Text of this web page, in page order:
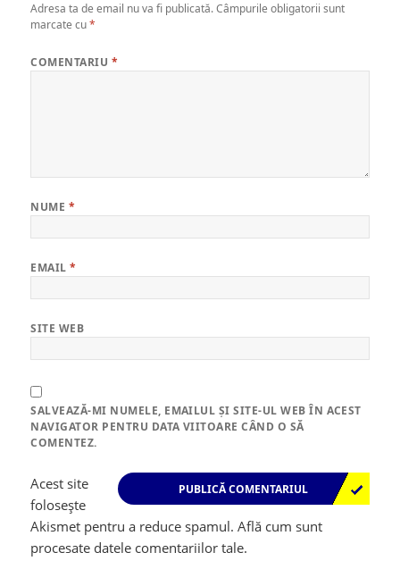
Adresa ta de email nu va fi publicată. Câmpurile obligatorii sunt
marcate cu*
COMENTARIU *
NUME *
EMAIL*
SITE WEB
SALVEAZĂ-MI NUMELE, EMAILUL ȘI SITE-UL WEB ÎN ACEST
NAVIGATOR PENTRU DATA VIITOARE CÂND O SĂ
COMENTEZ.
Acest site
folosește
Akismet pentru a reduce spamul.Află cum sunt
procesate datele comentariilor tale.